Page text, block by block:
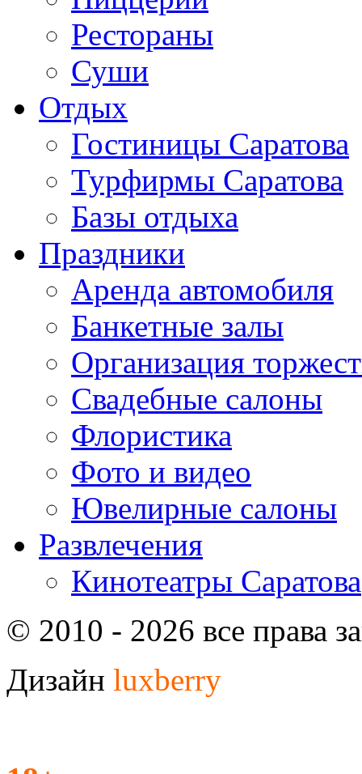
Рестораны
Суши
Отдых
Гостиницы Саратова
Турфирмы Саратова
Базы отдыха
Праздники
Аренда автомобиля
Банкетные залы
Организация
Свадебные салоны
Флористика
Фото и видео
Ювелирные салоны
Развлечения
Кинотеатры Саратова
© 2010 - 2026 все права
Дизайн luxberry